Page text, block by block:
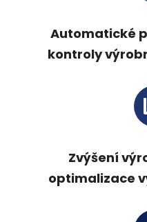
Automatické
kontroly
Zvýšení
optimalizace